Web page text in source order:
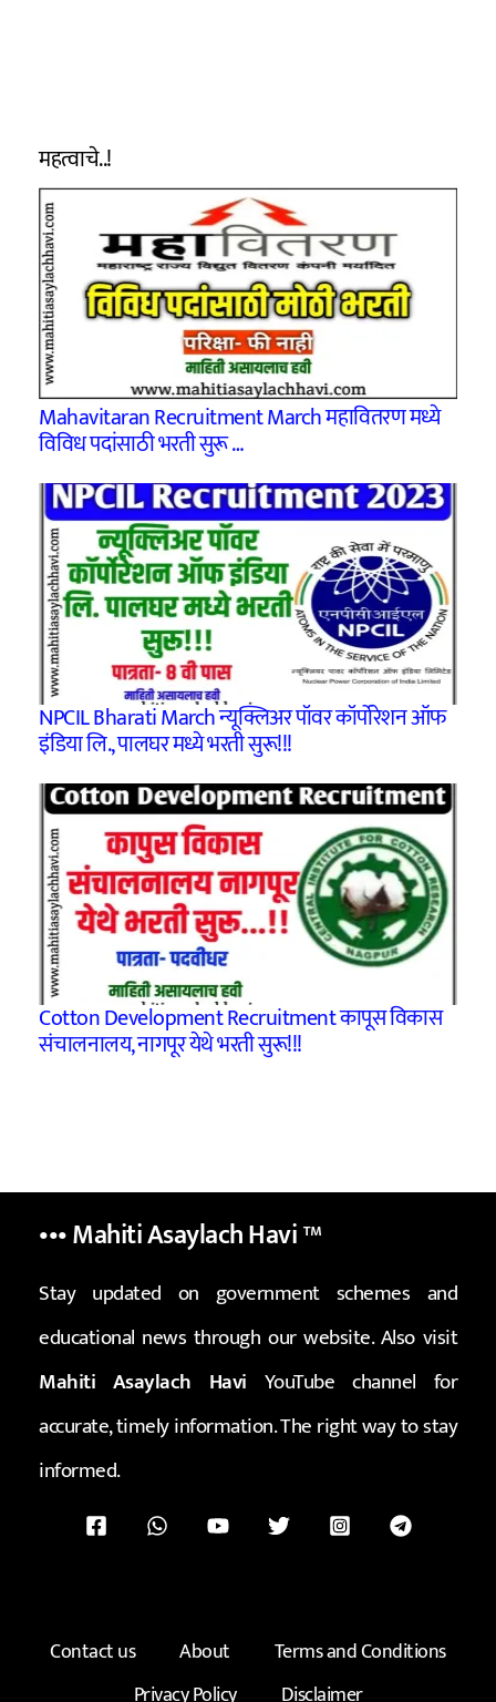
महत्वाचे..!
Mahavitaran Recruitment March महावितरण मध्ये
विविध पदांसाठी भरती सुरू …
NPCIL Bharati March न्यूक्लिअर पॉवर कॉर्पोरेशन ऑफ
इंडिया लि., पालघर मध्ये भरती सुरू!!!
Cotton Development Recruitment कापूस विकास
संचालनालय, नागपूर येथे भरती सुरू!!!
••• Mahiti Asaylach Havi™
Stay updated on government schemes and
educational news through our website. Also visit
Mahiti Asaylach Havi YouTube channel for
accurate, timely information. The right way to stay
informed.
Contact us About
Terms and Conditions
Privacy Policy
Disclaimer